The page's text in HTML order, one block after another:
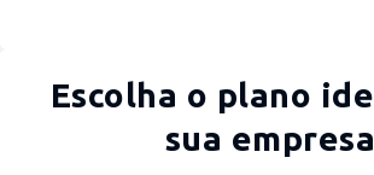
Escolha o plano
sua empresa